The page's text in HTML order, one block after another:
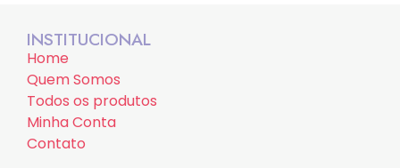
INSTITUCIONAL
Home
Quem Somos
Todos os produtos
Minha Conta
Contato